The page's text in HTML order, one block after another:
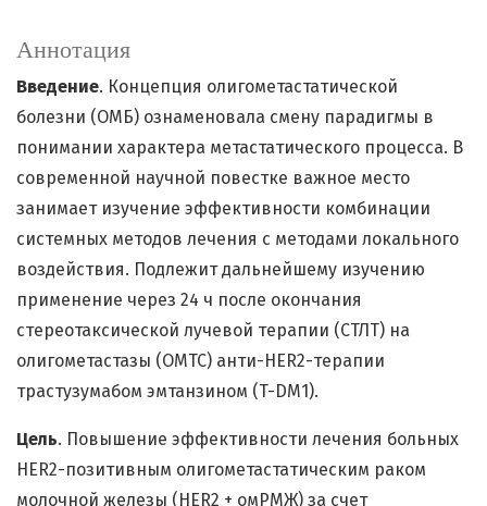
Аннотация
Введение. Концепция олигометастатической
болезни (ОМБ) ознаменовала смену парадигмы в
понимании характера метастатического процесса. В
современной научной повестке важное место
занимает изучение эффективности комбинации
системных методов лечения с методами локального
воздействия. Подлежит дальнейшему изучению
применение через 24 ч после окончания
стереотаксической лучевой терапии (СТЛТ) на
олигометастазы (ОМТС) анти-HER2-терапии
трастузумабом эмтанзином (T-DM1).
Цель. Повышение эффективности лечения больных
HER2-позитивным олигометастатическим раком
молочной железы (HER2 + омРМЖ) за счет